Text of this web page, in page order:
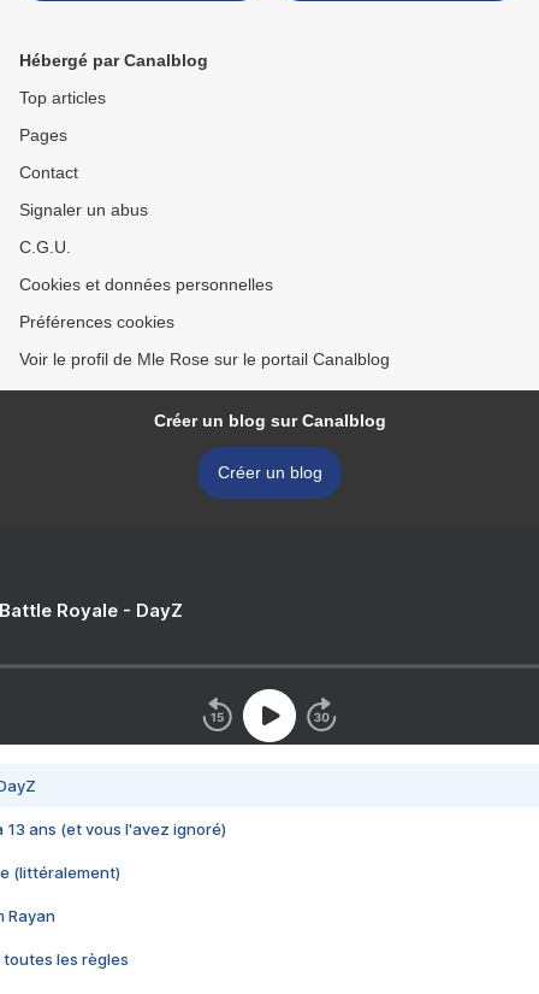
Hébergé par Canalblog
Top articles
Pages
Contact
Signaler un abus
C.G.U.
Cookies et données personnelles
Préférences cookies
Voir le profil de Mle Rose sur le portail Canalblog
Créer un blog sur Canalblog
Créer un blog
Royale - DayZ
13 ans (et vous l'avez ignoré)
(littéralement)
Rayan
toutes les règles